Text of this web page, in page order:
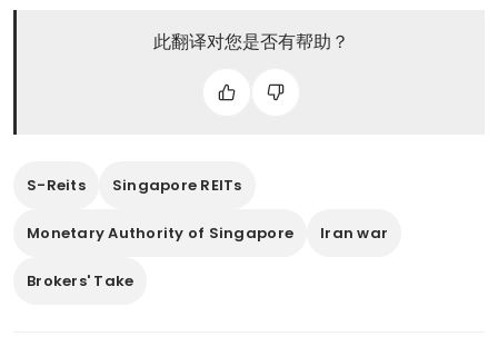
此翻译对您是否有帮助？
S-Reits Singapore REITs
Monetary Authority of Singapore Iran war
Brokers' Take